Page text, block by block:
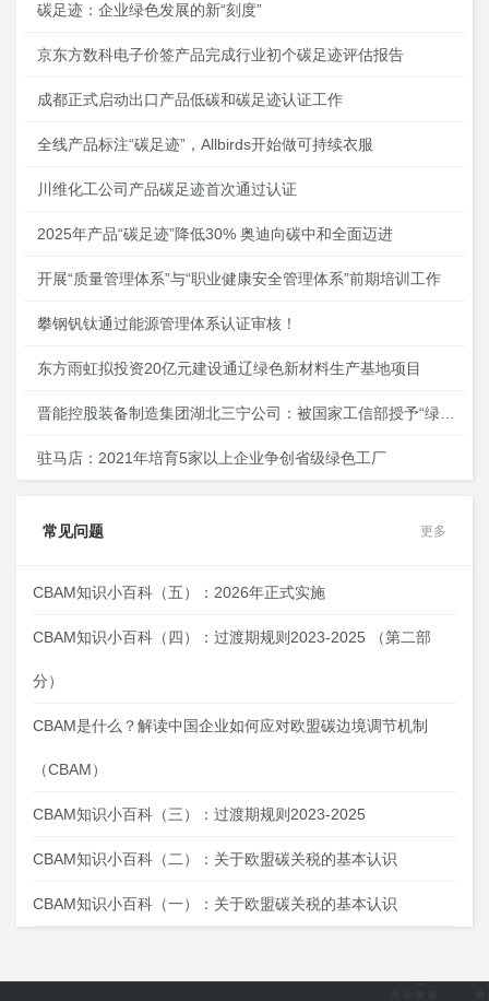
碳足迹：企业绿色发展的新“刻度”
京东方数科电子价签产品完成行业初个碳足迹评估报告
成都正式启动出口产品低碳和碳足迹认证工作
全线产品标注“碳足迹”，Allbirds开始做可持续衣服
川维化工公司产品碳足迹首次通过认证
2025年产品“碳足迹”降低30% 奥迪向碳中和全面迈进
开展“质量管理体系”与“职业健康安全管理体系”前期培训工作
攀钢钒钛通过能源管理体系认证审核！
东方雨虹拟投资20亿元建设通辽绿色新材料生产基地项目
驻马店：2021年培育5家以上企业争创省级绿色工厂
常见问题 更多
CBAM知识小百科（五）：2026年正式实施
CBAM知识小百科（四）：过渡期规则2023-2025 （第二部
分）
CBAM是什么？解读中国企业如何应对欧盟碳边境调节机制
（CBAM）
CBAM知识小百科（三）：过渡期规则2023-2025
CBAM知识小百科（二）：关于欧盟碳关税的基本认识
CBAM知识小百科（一）：关于欧盟碳关税的基本认识